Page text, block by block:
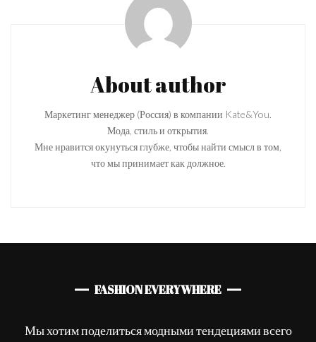
About author
Маркетинг менеджер (Россия) в компании Kate&You.
Мода, стиль и открытия.
Мне нравится окунуться глубже, чтобы найти смысл в том,
что мы принимает как должное.
FASHION EVERYWHERE
Мы хотим поделиться модными тендециями всего